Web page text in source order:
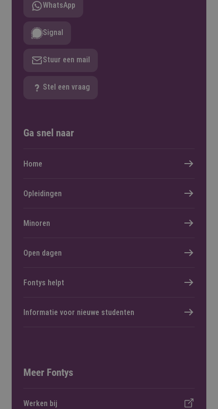
WhatsApp
Signal
Stuur een mail
Stel een vraag
Ga snel naar
Home
Opleidingen
Minoren
Open dagen
Fontys helpt
Informatie voor nieuwe studenten
Meer Fontys
Werken bij